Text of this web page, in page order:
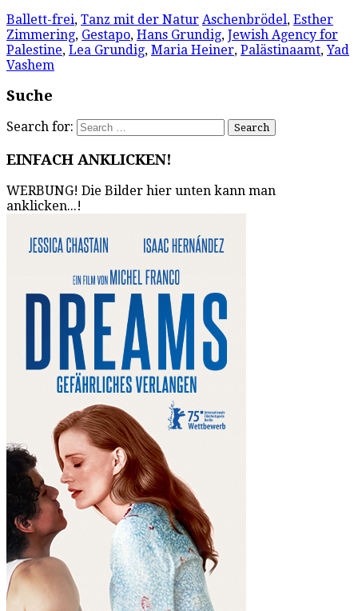
Ballett-frei, Tanz mit der Natur Aschenbrödel, Esther
Zimmering, Gestapo, Hans Grundig, Jewish Agency for
Palestine, Lea Grundig, Maria Heiner, Palästinaamt,Yad
Vashem
Suche
Search for:
EINFACH ANKLICKEN!
WERBUNG! Die Bilder hier unten kann man
anklicken...!